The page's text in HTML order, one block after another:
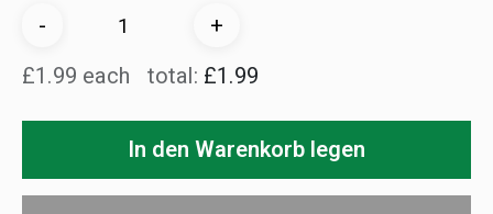
-
Anzahl
Rx-
D-
Kontrollknöpfe
+
£1.99 each
total: £1.99
In den Warenkorb legen